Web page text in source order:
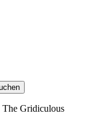
The Gridiculous